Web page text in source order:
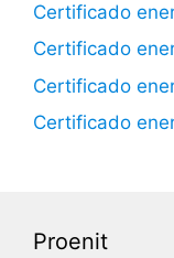
Certificado
Certificado
Certificado
Certificado
Proenit